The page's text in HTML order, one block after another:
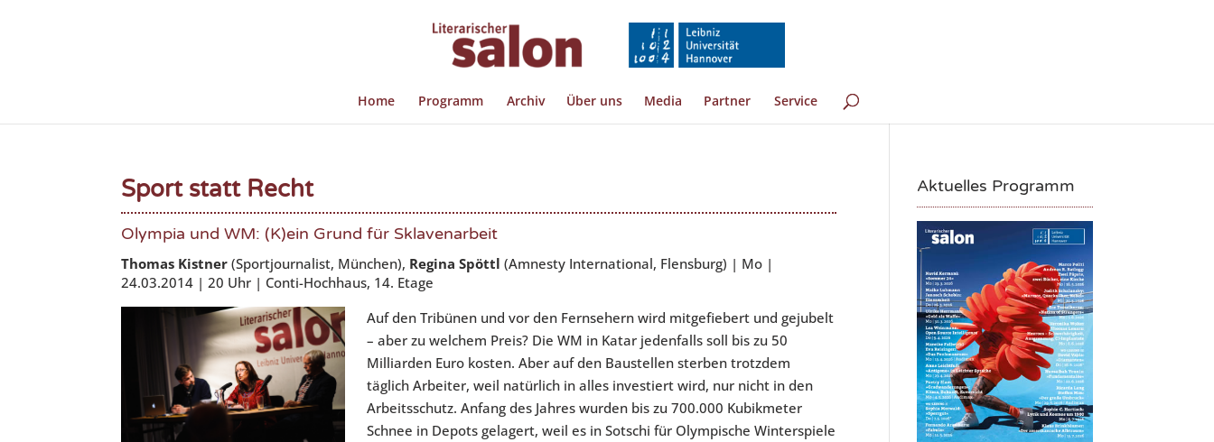
Home Programm Archiv Über uns Media Partner Service
Sport statt Recht
Olympia und WM: (K)ein Grund für Sklavenarbeit
Thomas Kistner(Sportjournalist, München), Regina Spöttl (Amnesty International, Flensburg) | Mo |
24.03.2014 | 20 Uhr | Conti-Hochhaus, 14. Etage
Auf den Tribünen und vor den Fernsehern wird mitgefiebert und gejubelt
– aber zu welchem Preis? Die WM in Katar jedenfalls soll bis zu 50
Milliarden Euro kosten. Aber auf den Baustellen sterben trotzdem
täglich Arbeiter, weil natürlich in alles investiert wird, nur nicht in den
Arbeitsschutz. Anfang des Jahres wurden bis zu 700.000 Kubikmeter
Schnee in Depots gelagert, weil es in Sotschi für Olympische Winterspiele
Aktuelles Programm